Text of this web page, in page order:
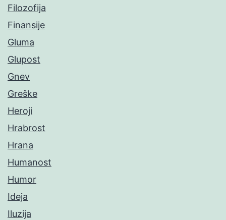
Filozofija
Finansije
Gluma
Glupost
Gnev
Greške
Heroji
Hrabrost
Hrana
Humanost
Humor
Ideja
Iluzija